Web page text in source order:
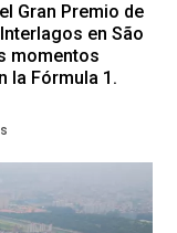
Gran Premio de
en São
momentos
la Fórmula 1.